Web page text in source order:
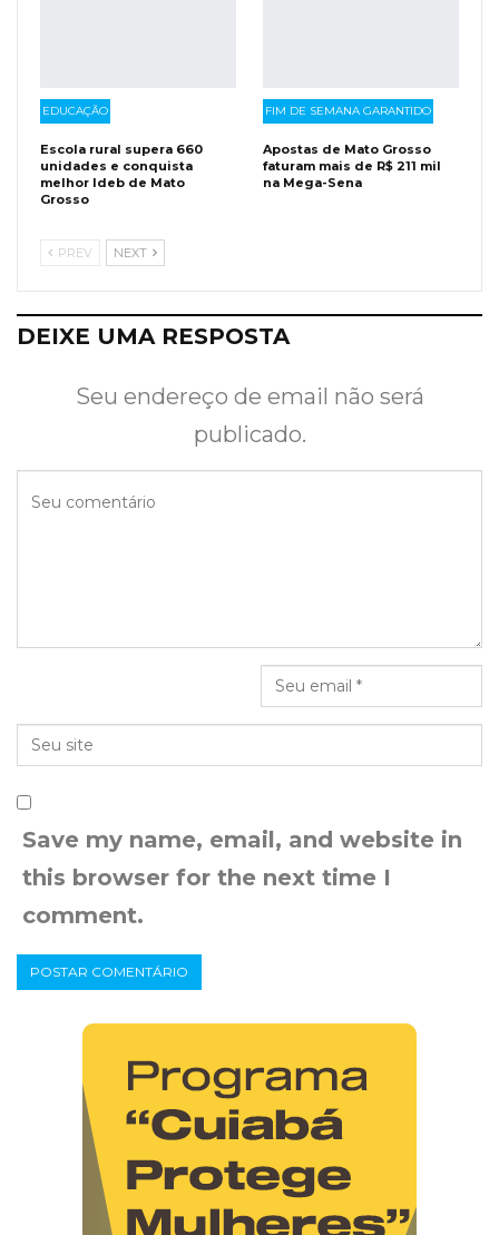
EDUCAÇÃO
Escola rural supera 660
unidades e conquista
melhor Ideb de Mato
Grosso
FIM DE SEMANA GARANTIDO
Apostas de Mato Grosso
faturam mais de R$ 211 mil
na Mega-Sena
PREV NEXT
DEIXE UMA RESPOSTA
Seu endereço de email não será
publicado.
Save my name, email, and website in
this browser for the next time I
comment.